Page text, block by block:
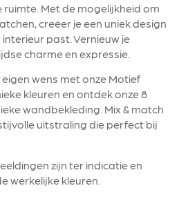
Met de mogelijkheid om
creëer je een uniek design
past. Vernieuw je
charme en expressie.
wens met onze Motief
kleuren en ontdek onze 8
wandbekleding. Mix & match
uitstraling die perfect bij
zijn ter indicatie en
werkelijke kleuren.